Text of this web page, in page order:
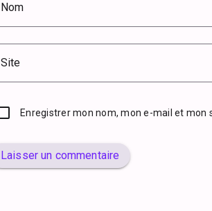
Nom
Site
Enregistrer mon nom, mon e-mail et
Laisser un commentaire